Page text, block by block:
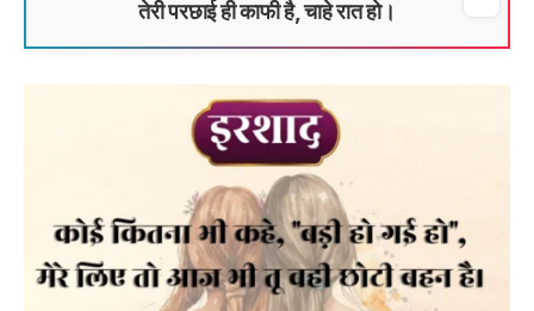
तेरी परछाई ही काफी है, चाहे रात हो।